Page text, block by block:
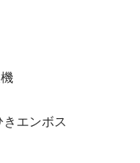
エンボス